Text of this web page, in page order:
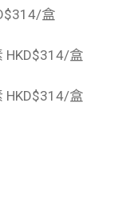
盒
HKD$314/盒
HKD$314/盒